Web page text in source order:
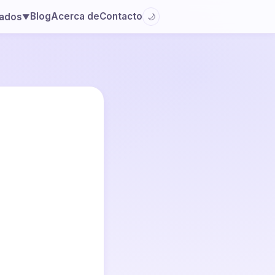
▼BlogAcerca deContacto 🌙